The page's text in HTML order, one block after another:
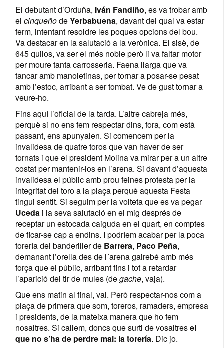
El debutant d’Orduña, Iván Fandiño, es va trobar amb
el cinqueñodeYerbabuena, davant del qual va estar
ferm, intentant resoldre les poques opcions del bou.
Va destacar en la salutació a la verònica. El sisè, de
645 quilos, va ser el més noble però li va faltar motor
per moure tanta carrosseria. Faena llarga que va
tancar amb manoletinas, per tornar a posar-se pesat
amb l’estoc, arribant a ser tombat. Ve de gust tornar a
veure-ho.
Fins aquí l’oficial de la tarda. L’altre cabreja més,
perquè si no ens fem respectar dins, fora, com està
passant, ens apunyalen. Si comencem per la
invalidesa de quatre toros que van haver de ser
tornats i que el president Molina va mirar per a un altre
costat per mantenir-los en l’arena. Si davant d’aquesta
invalidesa el públic amb prou feines protesta per la
integritat del toro a la plaça perquè aquesta Festa
tingui sentit. Si seguim per la volteta que es va pegar
Uceda i la seva salutació en el mig després de
receptar un estocada caiguda en el quart, en comptes
de ficar-se cap a endins. I podríem acabar per la poca
torería del banderiller de Barrera, Paco Peña,
demanant l’orella des de l´arena gairebé amb més
força que el públic, arribant fins i tot a retardar
l’aparició del tir de mules (degache, vaja).
Que ens matin al final, val. Però respectar-nos com a
plaça de primera que som, toreros, ramaders, empresa
i presidents, de la mateixa manera que ho fem
nosaltres. Si callem, doncs que surti de vosaltresel
que no s’ha de perdre mai: la torería. Dic jo.